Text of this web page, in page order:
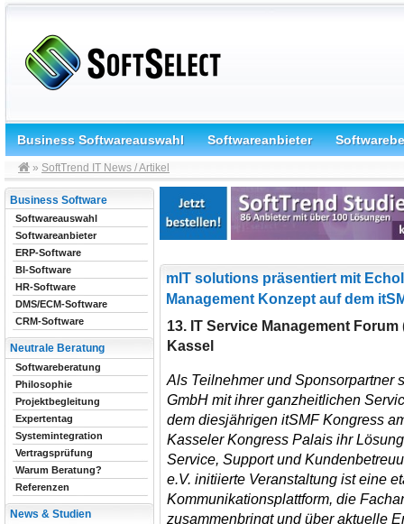
Business Softwareauswahl Softwareanbieter
» SoftTrend IT News / Artikel
mIT solutions präsentiert mit
Management Konzept auf dem
13. IT Service Management
Kassel
Als Teilnehmer und Sponsorpartner
GmbH mit ihrer ganzheitlichen
dem diesjährigen itSMF Kongress
Kasseler Kongress Palais ihr
Service, Support und
e.V. initiierte Veranstaltung ist eine
Kommunikationsplattform, die
zusammenbringt und über aktuelle
Business Software
Softwareauswahl
Softwareanbieter
ERP-Software
BI-Software
HR-Software
DMS/ECM-Software
CRM-Software
Neutrale Beratung
Softwareberatung
Philosophie
Projektbegleitung
Expertentag
Systemintegration
Vertragsprüfung
Warum Beratung?
Referenzen
News & Studien